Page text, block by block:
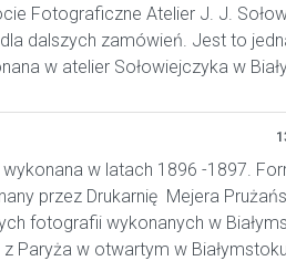
Fotograficzne Atelier J. J.
dalszych zamówień. Jest to
w atelier Sołowiejczyka w
w latach 1896 -1897.
przez Drukarnię Mejera
fotografii wykonanych w
Paryża w otwartym w